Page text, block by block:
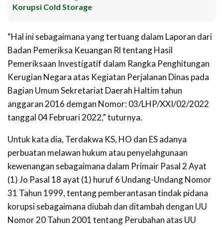
Korupsi Cold Storage
“Hal ini sebagaimana yang tertuang dalam Laporan dari
Badan Pemeriksa Keuangan Rl tentang Hasil
Pemeriksaan Investigatif dalam Rangka Penghitungan
Kerugian Negara atas Kegiatan Perjalanan Dinas pada
Bagian Umum Sekretariat Daerah Haltim tahun
anggaran 2016 demgan Nomor: 03/LHP/XXI/02/2022
tanggal 04 Februari 2022,” tuturnya.
Untuk kata dia, Terdakwa KS, HO dan ES adanya
perbuatan melawan hukum atau penyelahgunaan
kewenangan sebagaimana dalam Primair Pasal 2 Ayat
(1) Jo Pasal 18 ayat (1) huruf 6 Undang-Undang Nomor
31 Tahun 1999, tentang pemberantasan tindak pidana
korupsi sebagaimana diubah dan ditambah dengan UU
Nomor 20 Tahun 2001 tentang Perubahan atas UU